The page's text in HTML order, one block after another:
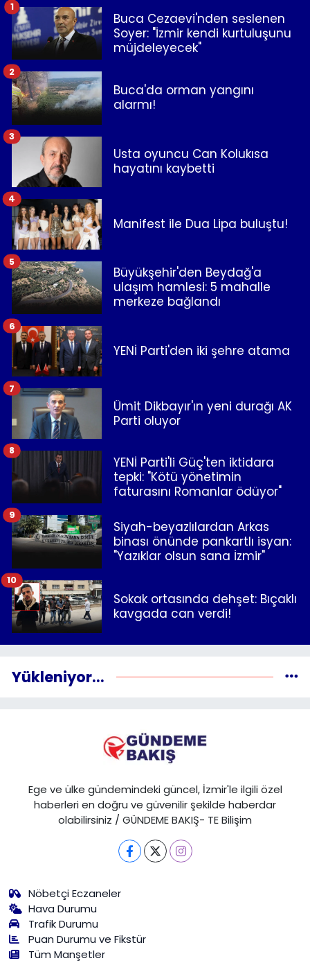
Buca Cezaevi'nden seslenen
Soyer: "İzmir kendi kurtuluşunu
müjdeleyecek"
1
Buca'da orman yangını
alarmı!
2
Usta oyuncu Can Kolukısa
hayatını kaybetti
3
Manifest ile Dua Lipa buluştu!
4
Büyükşehir'den Beydağ'a
ulaşım hamlesi: 5 mahalle
merkeze bağlandı
5
YENİ Parti'den iki şehre atama
6
Ümit Dikbayır'ın yeni durağı AK
Parti oluyor
7
YENİ Parti'li Güç'ten iktidara
tepki: "Kötü yönetimin
faturasını Romanlar ödüyor"
8
Siyah-beyazlılardan Arkas
binası önünde pankartlı isyan:
"Yazıklar olsun sana İzmir"
9
Sokak ortasında dehşet: Bıçaklı
kavgada can verdi!
10
Yükleniyor...
Ege ve ülke gündemindeki güncel, İzmir'le ilgili özel
haberleri en doğru ve güvenilir şekilde haberdar
olabilirsiniz / GÜNDEME BAKIŞ- TE Bilişim
Nöbetçi Eczaneler
Hava Durumu
Trafik Durumu
Puan Durumu ve Fikstür
Tüm Manşetler